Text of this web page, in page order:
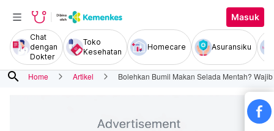
Masuk
Chat
dengan
Dokter
Toko
Kesehatan
Homecare Asuransiku
search Home Artikel Bolehkan Bumil Makan Selada Mentah?